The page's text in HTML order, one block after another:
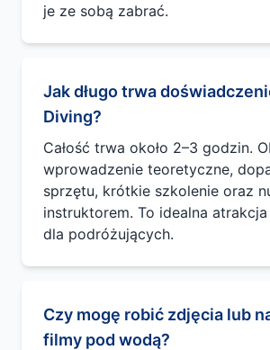
je ze sobą zabrać.
Jak długo trwa
Diving?
Całość trwa około 2–3 godzin.
wprowadzenie teoretyczne,
sprzętu, krótkie szkolenie oraz
instruktorem. To idealna atrakcja
dla podróżujących.
Czy mogę robić zdjęcia lub
filmy pod wodą?